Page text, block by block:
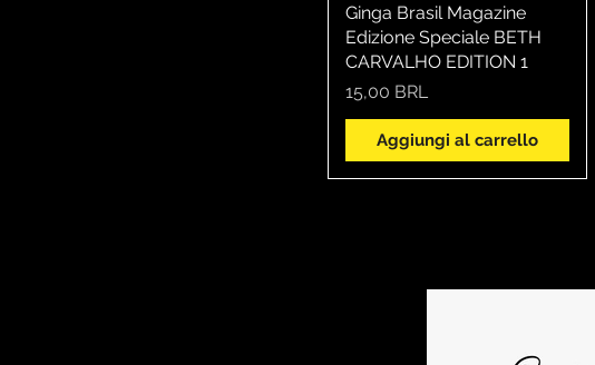
Vista rapida
Ginga Brasil Magazine
Edizione Speciale BETH
CARVALHO EDITION 1
Prezzo
15,00 BRL
Aggiungi al carrello